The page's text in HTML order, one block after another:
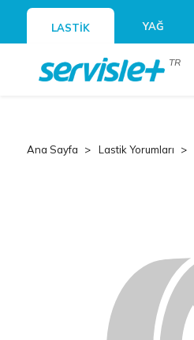
LASTİK YAĞ
TR
Ana Sayfa Lastik Yorumları